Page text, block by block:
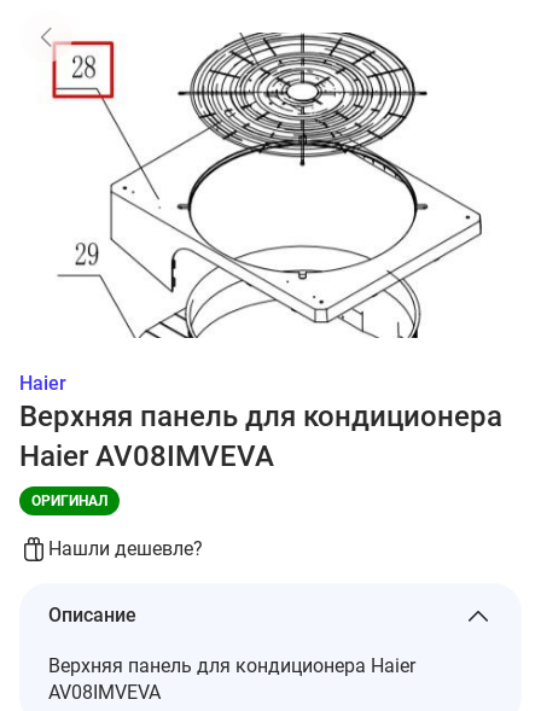
Haier
Верхняя панель для кондиционера
Haier AV08IMVEVA
ОРИГИНАЛ
Нашли дешевле?
Описание
Верхняя панель для кондиционера Haier
AV08IMVEVA